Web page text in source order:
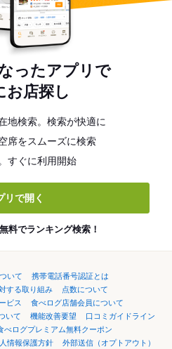
ったアプリで
お店探し
地検索。検索が快適に
席をスムーズに検索
すぐに利用開始
リで開く
料でランキング検索！
いて
携帯電話番号認証とは
する取り組み
点数について
ビス
食べログ店舗会員について
いて
機能改善要望
口コミガイドライン
べログプレミアム無料クーポン
情報保護方針 外部送信（オプトアウト）